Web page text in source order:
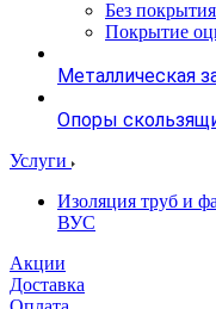
Без
Покрытие
Металлическая
Опоры
Услуги
Изоляция труб и
ВУС
Акции
Доставка